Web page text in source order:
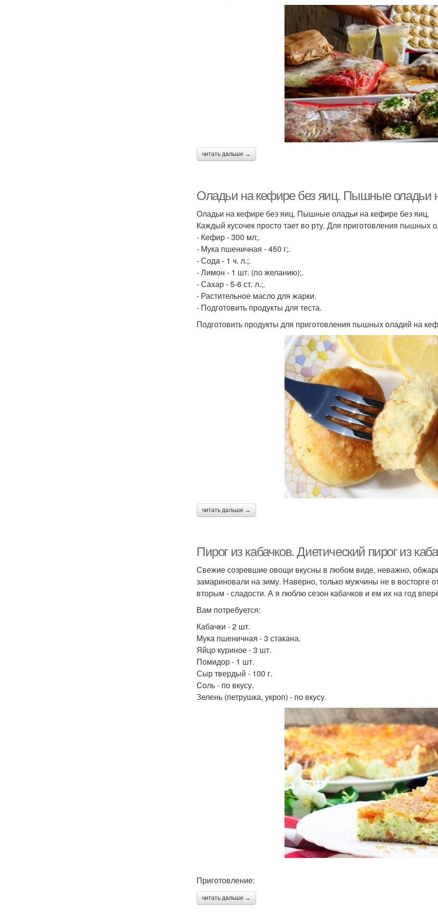
читать дальше →
Оладьи на кефире без яиц. Пышные оладьи
Оладьи на кефире без яиц. Пышные оладьи на кефире без яиц.
Каждый кусочек просто тает во рту. Для приготовления пышных
- Кефир - 300 мл;.
- Мука пшеничная - 450 г;.
- Сода - 1 ч. л.;.
- Лимон - 1 шт. (по желанию);.
- Сахар - 5-6 ст. л.;.
- Растительное масло для жарки.
- Подготовить продукты для теста.
Подготовить продукты для приготовления пышных оладий на
читать дальше →
Пирог из кабачков. Диетический пирог из
Свежие созревшие овощи вкусны в любом виде, неважно,
замариновали на зиму. Наверно, только мужчины не в восторге
вторым - сладости. А я люблю сезон кабачков и ем их на год
Вам потребуется:
Кабачки - 2 шт.
Мука пшеничная - 3 стакана.
Яйцо куриное - 3 шт.
Помидор - 1 шт.
Сыр твердый - 100 г.
Соль - по вкусу.
Зелень (петрушка, укроп) - по вкусу.
Приготовление:
читать дальше →